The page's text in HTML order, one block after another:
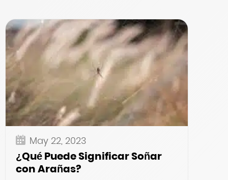
May 22, 2023
¿Qué Puede Significar Soñar
con Arañas?